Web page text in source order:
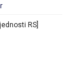
RS]